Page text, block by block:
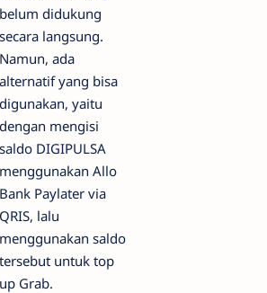
belum didukung
secara langsung.
Namun, ada
alternatif yang bisa
digunakan, yaitu
dengan mengisi
saldo DIGIPULSA
menggunakan Allo
Bank Paylater via
QRIS, lalu
menggunakan saldo
tersebut untuk top
up Grab.